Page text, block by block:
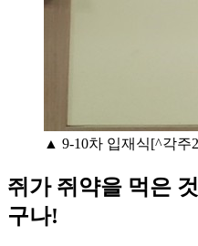
▲ 9-10차 입재식[^각주
쥐가 쥐약을 먹은
구나!